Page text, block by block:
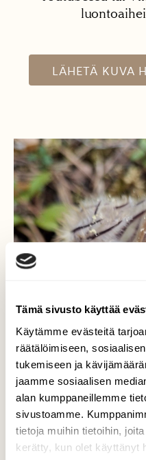
Tämä sivusto käyttää
Käytämme evästeitä
räätälöimiseen,
tukemiseen ja
jaamme sosiaalisen
alan kumppaneillemme
sivustoamme.
tietoja muihin tietoihin,
kerätty, kun olet käyttänyt
LÄHETÄ KUVA